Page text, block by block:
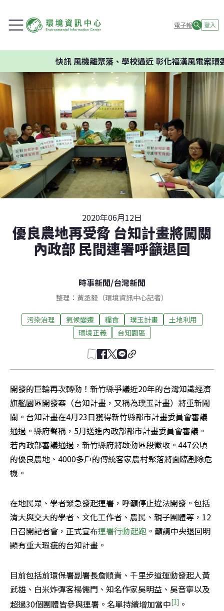
電子報 登入
風機離聚落、學校過近 彰化福漢風電案環委建議
2020年06月12日
優良農地再受脅 台知計畫將闖關
內政部 民間連署呼籲退回
時事新聞/台灣新聞
整理：黃丞毅（環境資訊中心記者）
污染治理 氣候變遷 糧食 璞玉計畫
土地利用
環境正義
台知園區
開發的巨輪再次轉動！新竹縣爭議近20年的台灣知識經濟
旗艦園區開發案（台知計畫，又稱為璞玉計畫）將重新闖
關。台知計畫在4月23日獲得新竹縣都市計畫委員會審議
通過。縣府聲稱，5月送進內政部都市計畫委員會審議。
若內政部審議通過，新竹縣府將啟動區段徵收。447公頃
的優良農地、4000多戶的傳統客家農村聚落將面臨剷除危
機。
在地民眾、學者緊急發起連署，呼籲停止違法開發。包括
清大與交大的學者、文化工作者、農民、親子團體等，12
日召開記者會，正式宣布連署行動起跑。籲請中央退回明
顯有重大瑕疵的台知計畫。
目前包括前環保署副署長詹順貴、千里步道運動發起人黃
武雄、白米炸彈客楊儒門、知名作家吳明益、吳音寧以及
超過30個團體皆參與連署。名單持續增加當中[1] 。